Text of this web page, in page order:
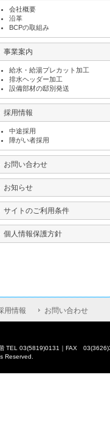
会社概要
沿革
BCPの取組み
事業案内
給水・給湯プレカット加工
排水ヘッダー加工
設備部材の邸別発送
採用情報
中途採用
障がい者採用
お問い合わせ
お知らせ
サイトのご利用条件
個人情報保護方針
用情報 お問い合わせ
TEL 03(5819)0131｜FAX
Reserved.